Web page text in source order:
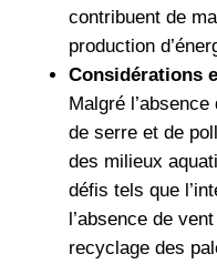
contribuent de
production
Considérations
Malgré
de serre et de
des milieux
défis tels que
l’absence de
recyclage des